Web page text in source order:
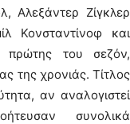
Αλεξάντερ Ζίγκλερ
Κονσταντίνοφ και
του σεζόν,
της χρονιάς. Τίτλος
αν αναλογιστεί
συνολικά